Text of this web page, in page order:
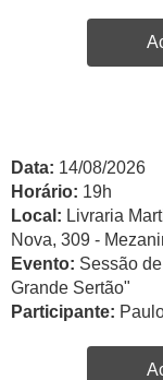
Data: 14/08/2026
Horário: 19h
Local: Livraria
Nova, 309 -
Evento: Sessão
Grande Sertão"
Participante: